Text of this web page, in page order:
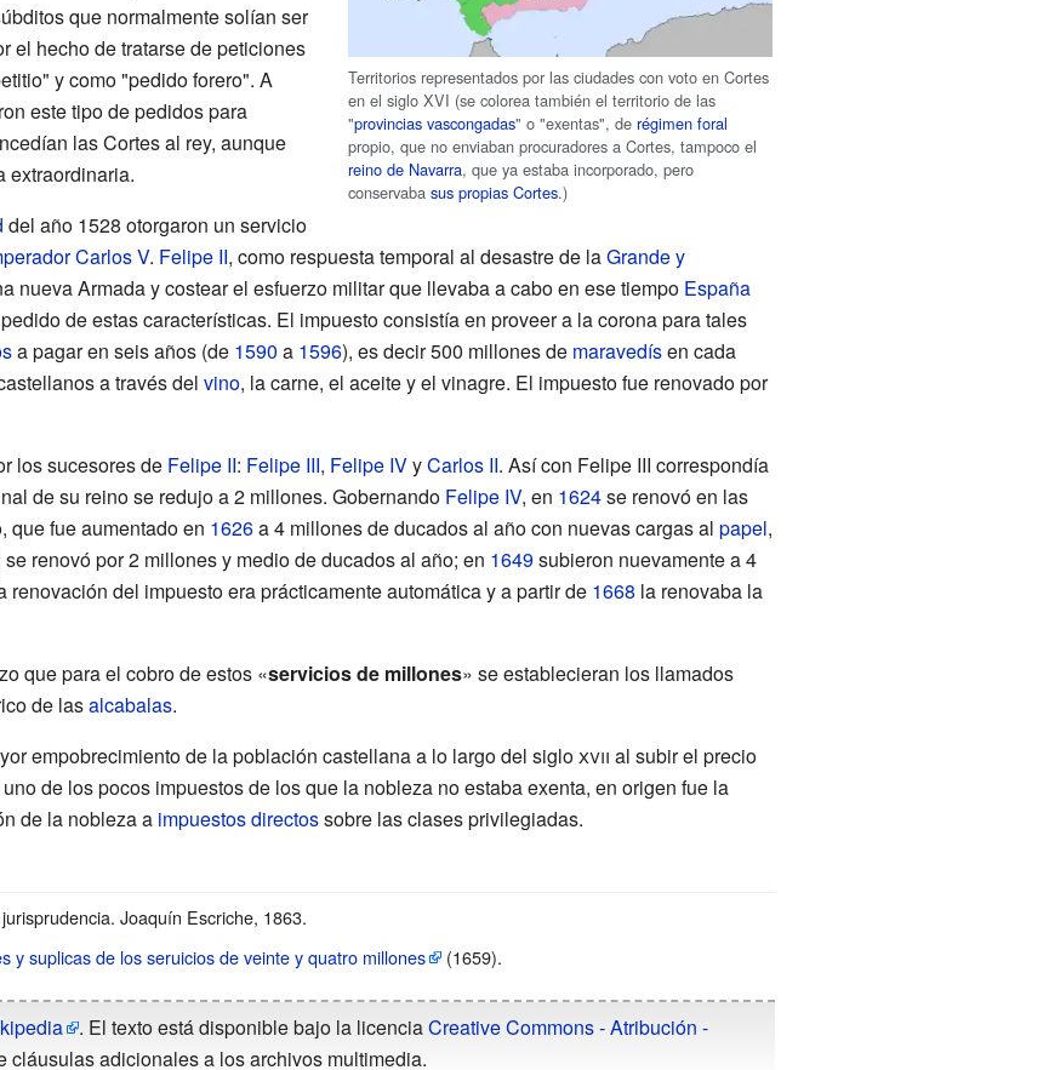
Territorios representados por las ciudades con voto en Cortes
en el siglo XVI (se colorea también el territorio de las
"provincias vascongadas" o "exentas", derégimen foral
propio, que no enviaban procuradores a Cortes, tampoco el
reino de Navarra, que ya estaba incorporado, pero
conservabasus propias Cortes.)
que normalmente solían ser
el hecho de tratarse de peticiones
y como "pedido forero". A
este tipo de pedidos para
las Cortes al rey, aunque
extraordinaria.
del año 1528 otorgaron un servicio
Carlos V. Felipe II, como respuesta temporal al desastre de laGrande y
nueva Armada y costear el esfuerzo militar que llevaba a cabo en ese tiempo España
de estas características. El impuesto consistía en proveer a la corona para tales
a pagar en seis años (de 1590 a 1596), es decir 500 millones de maravedísen cada
a través del vino, la carne, el aceite y el vinagre. El impuesto fue renovado por
los sucesores de Felipe II: Felipe III, Felipe IVyCarlos II. Así con Felipe III correspondía
de su reino se redujo a 2 millones. Gobernando Felipe IV, en 1624se renovó en las
que fue aumentado en 1626a 4 millones de ducados al año con nuevas cargas al papel,
se renovó por 2 millones y medio de ducados al año; en 1649subieron nuevamente a 4
renovación del impuesto era prácticamente automática y a partir de 1668 la renovaba la
que para el cobro de estos «servicios de millones» se establecieran los llamados
de lasalcabalas.
empobrecimiento de la población castellana a lo largo del sigloxvii al subir el precio
de los pocos impuestos de los que la nobleza no estaba exenta, en origen fue la
de la nobleza a impuestos directossobre las clases privilegiadas.
Joaquín Escriche, 1863.
y suplicas de los seruicios de veinte y quatro millones
(1659).
. El texto está disponible bajo la licenciaCreative Commons - Atribución -
cláusulas adicionales a los archivos multimedia.